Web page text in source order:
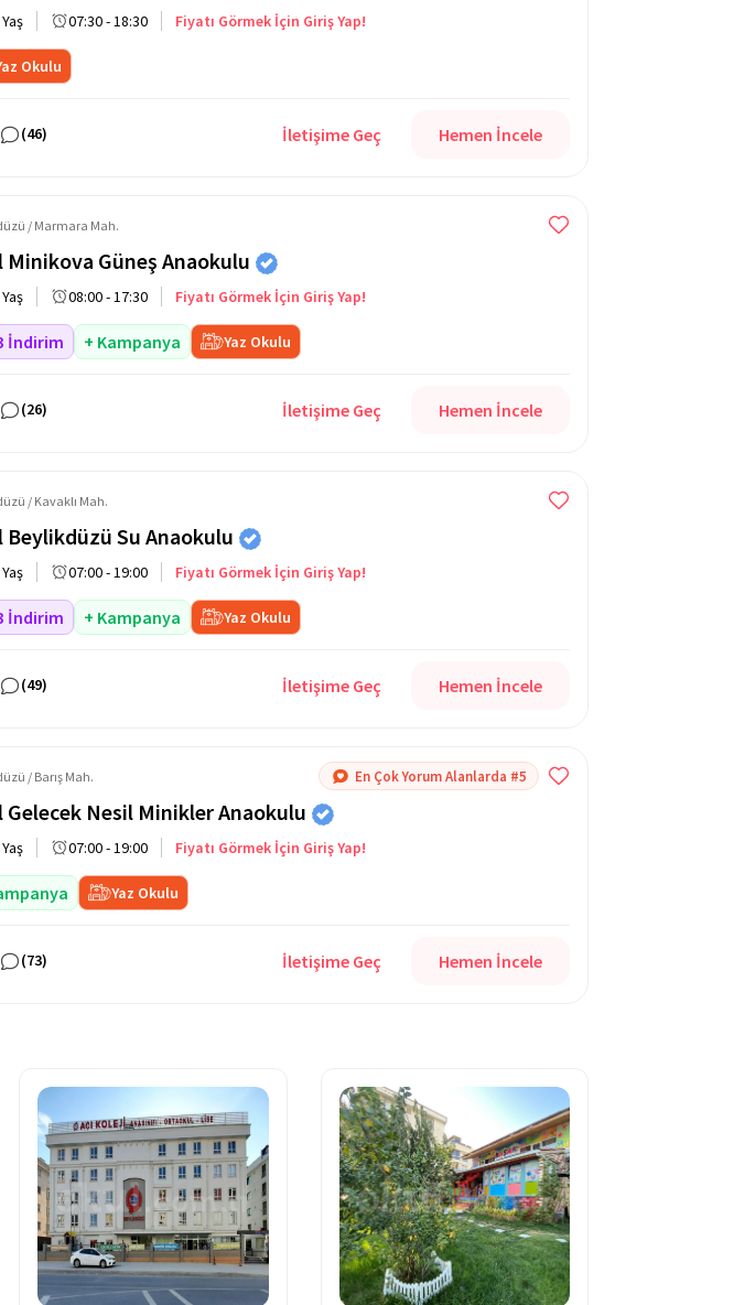
07:30 - 18:30 Fiyatı Görmek İçin Giriş Yap!
Okulu
(46) İletişime Geç Hemen İncele
/ Marmara Mah.
Minikova Güneş Anaokulu
08:00 - 17:30 Fiyatı Görmek İçin Giriş Yap!
İndirim + Kampanya Yaz Okulu
(26) İletişime Geç Hemen İncele
/ Kavaklı Mah.
Beylikdüzü Su Anaokulu
07:00 - 19:00 Fiyatı Görmek İçin Giriş Yap!
İndirim + Kampanya Yaz Okulu
(49) İletişime Geç Hemen İncele
/ Barış Mah. En Çok Yorum Alanlarda #5
Gelecek Nesil Minikler Anaokulu
07:00 - 19:00 Fiyatı Görmek İçin Giriş Yap!
Yaz Okulu
(73) İletişime Geç Hemen İncele